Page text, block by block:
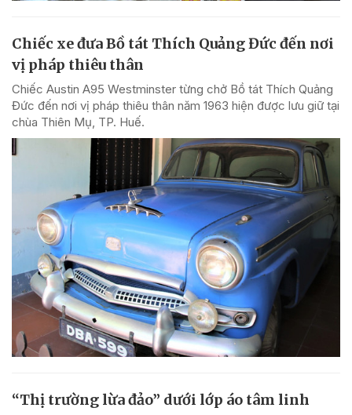
Chiếc xe đưa Bồ tát Thích Quảng Đức đến nơi
vị pháp thiêu thân
Chiếc Austin A95 Westminster từng chở Bồ tát Thích Quảng
Đức đến nơi vị pháp thiêu thân năm 1963 hiện được lưu giữ tại
chùa Thiên Mụ, TP. Huế.
“Thị trường lừa đảo” dưới lớp áo tâm linh